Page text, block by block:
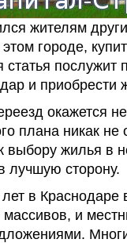
жителям
городе,
послужит
и приобрести
окажется
плана никак не
выбору жилья в
лучшую сторону.
в Краснодаре
и